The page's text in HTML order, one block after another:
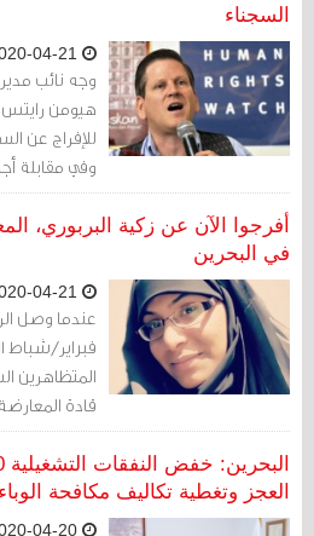
السجناء
وجه نائب
هيومن
للإفراج عن
وفي مقابلة
للديمقراطية
إنه "ندعو
السياسيين،
المحتجزين
أفرجوا الآن عن زكية البربوري،
في البحرين
عندما وصل
المتظاهرين
قادة
حقوق
اعتقالهم
ممارستهم
الجمعيات
العجز وتغطية تكاليف مكافحة الوباء